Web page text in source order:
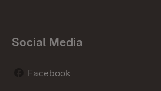
Social Media
Facebook